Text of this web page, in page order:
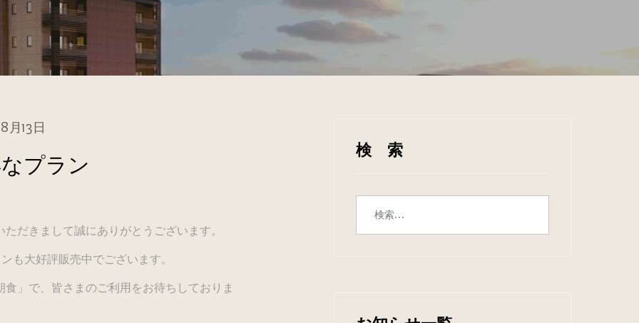
13日
プラン
だきまして誠にありがとうございます。
も大好評販売中でございます。
」で、皆さまのご利用をお待ちしておりま
検 索